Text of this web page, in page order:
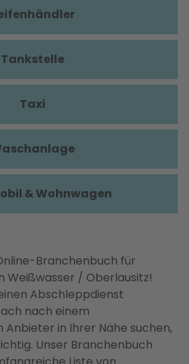
Branchenbuch für
Weißwasser / Oberlausitz!
Abschleppdienst
nach einem
in Ihrer Nähe suchen,
Unser Branchenbuch
Tankstelle
Taxi
& Wohnwagen